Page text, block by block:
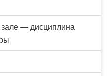
— дисциплина